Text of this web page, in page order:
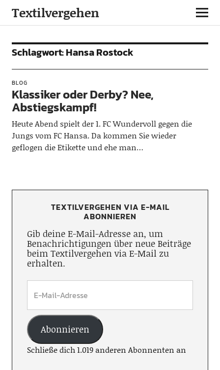
Textilvergehen
Schlagwort:Hansa Rostock
BLOG
Klassiker oder Derby? Nee,
Abstiegskampf!
Heute Abend spielt der 1. FC Wundervoll gegen die
Jungs vom FC Hansa. Da kommen Sie wieder
geflogen die Etikette und ehe man…
TEXTILVERGEHEN VIA E-MAIL
ABONNIEREN
Gib deine E-Mail-Adresse an, um
Benachrichtigungen über neue Beiträge
beim Textilvergehen via E-Mail zu
erhalten.
Abonnieren
Schließe dich 1.019 anderen Abonnenten an